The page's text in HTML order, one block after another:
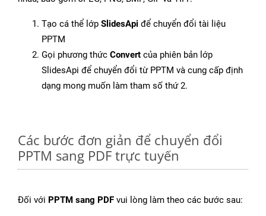
Tạo cá thể lớp SlidesApi để chuyển đổi tài liệu
PPTM
Gọi phương thức Convert của phiên bản lớp
SlidesApi để chuyển đổi từ PPTM và cung cấp định
dạng mong muốn làm tham số thứ 2.
Các bước đơn giản để chuyển đổi
PPTM sang PDF trực tuyến
Đối với PPTM sang PDF vui lòng làm theo các bước sau: